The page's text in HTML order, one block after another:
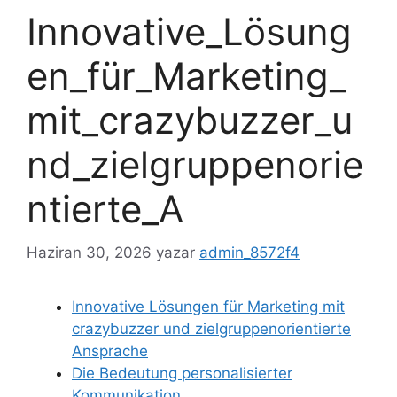
Innovative_Lösung
en_für_Marketing_
mit_crazybuzzer_u
nd_zielgruppenorie
ntierte_A
Haziran 30, 2026 yazar admin_8572f4
Innovative Lösungen für Marketing mit
crazybuzzer und zielgruppenorientierte
Ansprache
Die Bedeutung personalisierter